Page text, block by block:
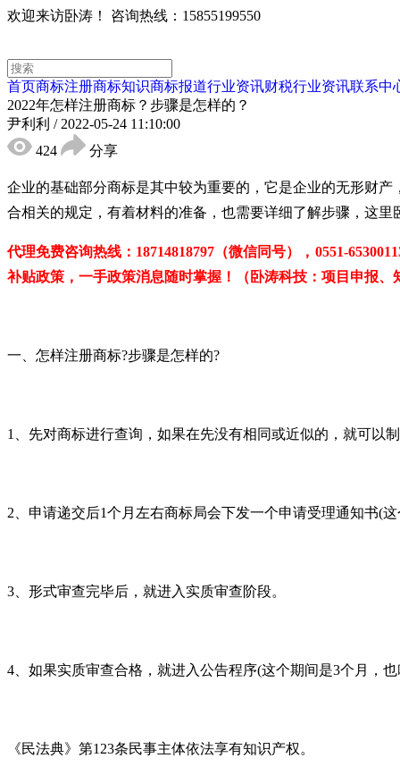
欢迎来访卧涛！ 咨询热线：15855199550
首页商标注册商标知识商标报道行业资讯财税行业资讯联系中
2022年怎样注册商标？步骤是怎样的？
尹利利 / 2022-05-24 11:10:00
424
分享
企业的基础部分商标是其中较为重要的，它是企业的无形财
合相关的规定，有着材料的准备，也需要详细了解步骤，这里
代理免费咨询热线： 18714818797 （微信同号）， 0551-
补贴政策，一手政策消息随时掌握！（卧涛科技：项目申报
一、怎样注册商标?步骤是怎样的?
1、先对商标进行查询，如果在先没有相同或近似的，就可以
2、申请递交后1个月左右商标局会下发一个申请受理通知书(
3、形式审查完毕后，就进入实质审查阶段。
4、如果实质审查合格，就进入公告程序(这个期间是3个月，
《民法典》第123条民事主体依法享有知识产权。